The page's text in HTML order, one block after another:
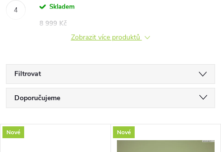
Skladem
8 999 Kč
Zobrazit více produktů
Filtrovat
Ř
a
Doporučujeme
Nejdražší
V
Nové Nové